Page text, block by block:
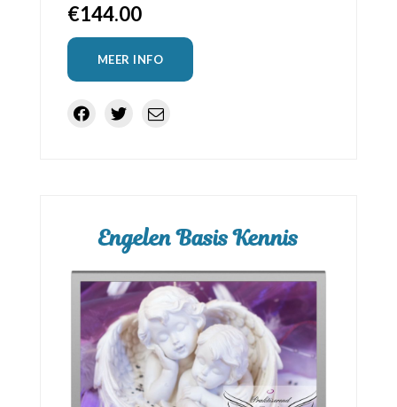
€144.00
MEER INFO
Engelen Basis Kennis